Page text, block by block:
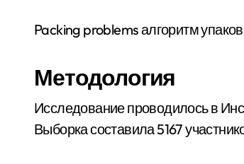
Packing problems алгоритм
Методология
Исследование проводилось в
Выборка составила 5167